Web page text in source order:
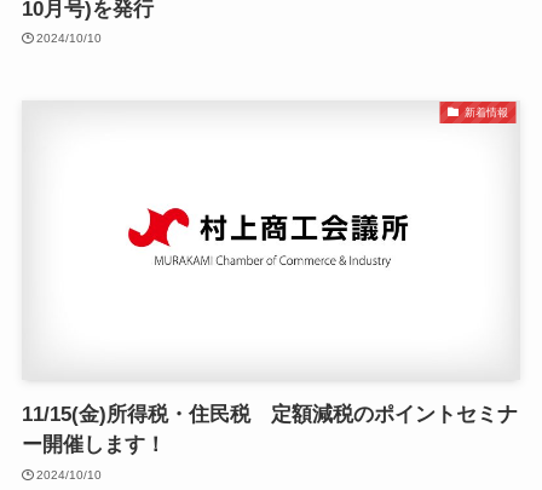
10月号)を発行
2024/10/10
新着情報
11/15(金)所得税・住民税 定額減税のポイントセミナ
ー開催します！
2024/10/10